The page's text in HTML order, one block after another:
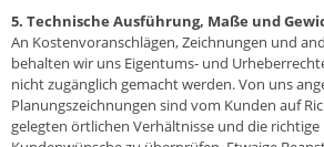
5. Technische Ausführung, Maße und
An Kostenvoranschlägen, Zeichnungen und
behalten wir uns Eigentums- und
nicht zugänglich gemacht werden. Von uns
Planungszeichnungen sind vom Kunden auf
gelegten örtlichen Verhältnisse und die